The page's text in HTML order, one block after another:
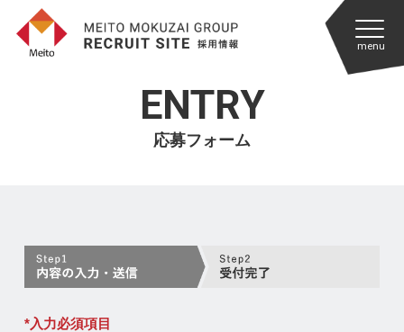
ENTRY
応募フォーム
*入力必須項目